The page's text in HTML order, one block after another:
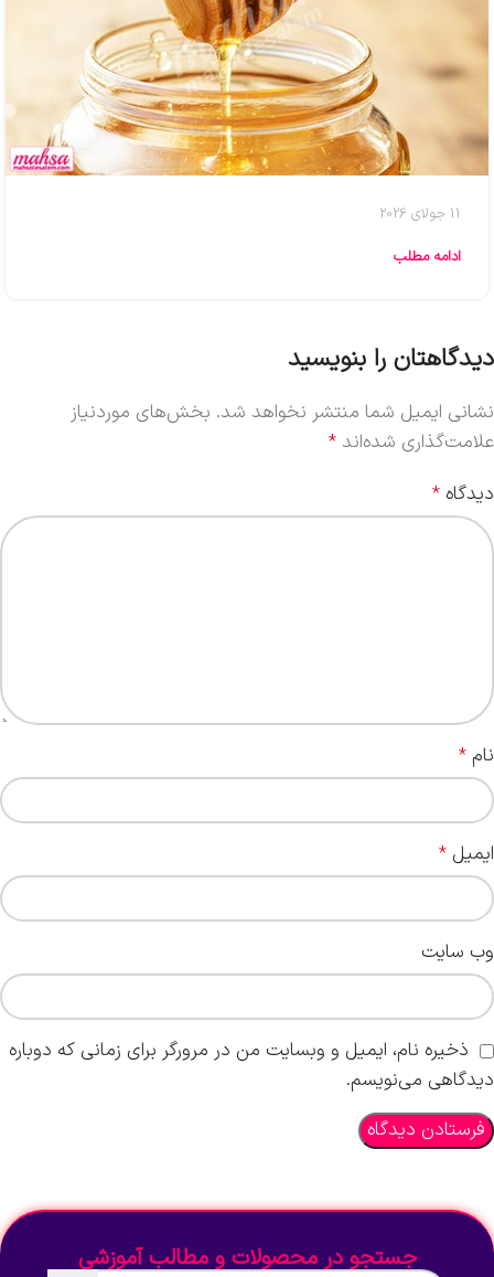
11 جولای 2026
ادامه مطلب
دیدگاهتان را بنویسید
نشانی ایمیل شما منتشر نخواهد شد. بخش‌های موردنیاز
علامت‌گذاری شده‌اند *
دیدگاه *
نام *
ایمیل *
وب‌ سایت
ذخیره نام، ایمیل و وبسایت من در مرورگر برای زمانی که دوباره
دیدگاهی می‌نویسم.
جستجو در محصولات و مطالب آموزشی